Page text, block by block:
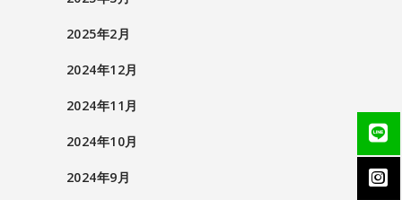
2025年2月
2024年12月
2024年11月
2024年10月
2024年9月